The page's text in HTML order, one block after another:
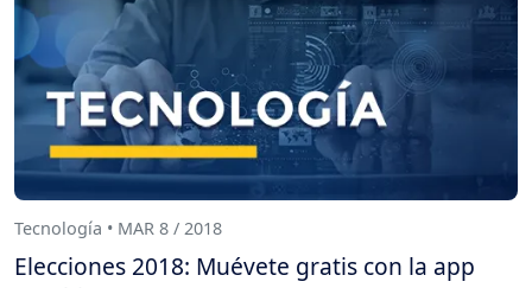
Tecnología • MAR 8 / 2018
Elecciones 2018: Muévete gratis con la app